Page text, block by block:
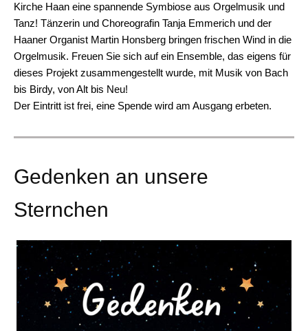
Kirche Haan eine spannende Symbiose aus Orgelmusik und
Tanz! Tänzerin und Choreografin Tanja Emmerich und der
Haaner Organist Martin Honsberg bringen frischen Wind in die
Orgelmusik. Freuen Sie sich auf ein Ensemble, das eigens für
dieses Projekt zusammengestellt wurde, mit Musik von Bach
bis Birdy, von Alt bis Neu!
Der Eintritt ist frei, eine Spende wird am Ausgang erbeten.
Gedenken an unsere
Sternchen